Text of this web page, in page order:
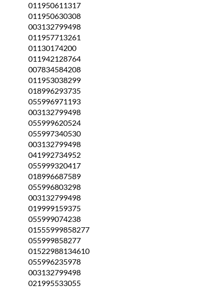
011950611317
011950630308
003132799498
011957713261
01130174200
011942128764
007834584208
011953038299
018996293735
055996971193
003132799498
055999620524
055997340530
003132799498
041992734952
055999320417
018996687589
055996803298
003132799498
019999159375
055999074238
01555999858277
055999858277
01522988134610
055996235978
003132799498
021995533055